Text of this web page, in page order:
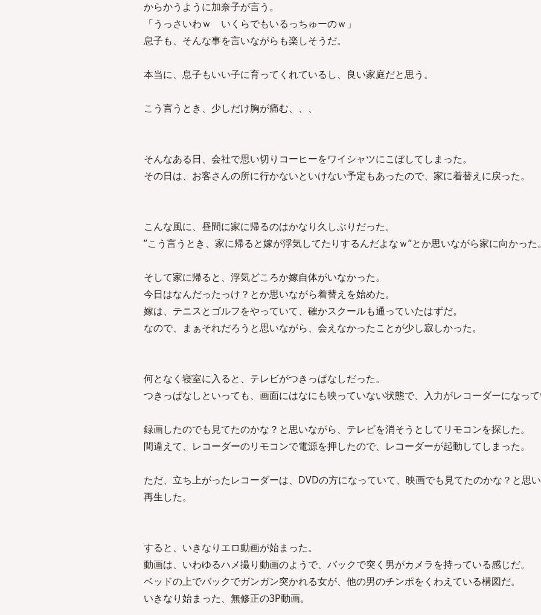
からかうように加奈子が言う。
「うっさいわｗ いくらでもいるっちゅーのｗ」
息子も、そんな事を言いながらも楽しそうだ。
本当に、息子もいい子に育ってくれているし、良い家庭だと思う。
こう言うとき、少しだけ胸が痛む、、、
そんなある日、会社で思い切りコーヒーをワイシャツにこぼしてしまった。
その日は、お客さんの所に行かないといけない予定もあったので、家に着替えに戻った。
こんな風に、昼間に家に帰るのはかなり久しぶりだった。
”こう言うとき、家に帰ると嫁が浮気してたりするんだよなｗ”とか思いながら家に向かった。
そして家に帰ると、浮気どころか嫁自体がいなかった。
今日はなんだったっけ？とか思いながら着替えを始めた。
嫁は、テニスとゴルフをやっていて、確かスクールも通っていたはずだ。
なので、まぁそれだろうと思いながら、会えなかったことが少し寂しかった。
何となく寝室に入ると、テレビがつきっぱなしだった。
つきっぱなしといっても、画面にはなにも映っていない状態で、入力がレコーダーになって
録画したのでも見てたのかな？と思いながら、テレビを消そうとしてリモコンを探した。
間違えて、レコーダーのリモコンで電源を押したので、レコーダーが起動してしまった。
ただ、立ち上がったレコーダーは、DVDの方になっていて、映画でも見てたのかな？と思
再生した。
すると、いきなりエロ動画が始まった。
動画は、いわゆるハメ撮り動画のようで、バックで突く男がカメラを持っている感じだ。
ベッドの上でバックでガンガン突かれる女が、他の男のチンポをくわえている構図だ。
いきなり始まった、無修正の3P動画。